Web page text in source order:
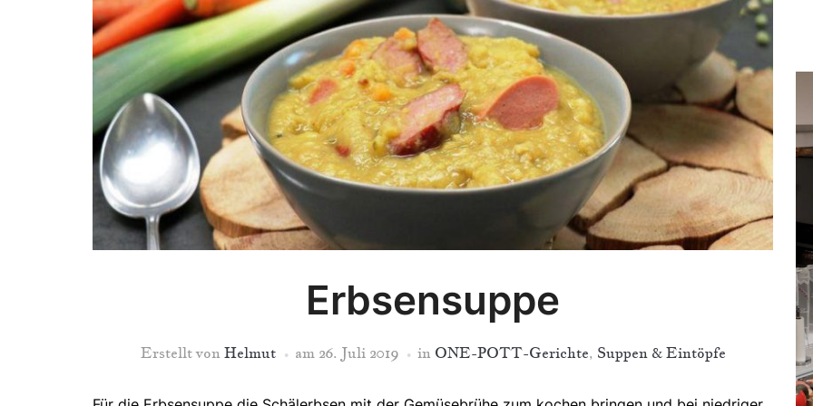
Erbsensuppe
Erstellt von Helmut am 26. Juli 2019 in ONE-POTT-Gerichte, Suppen & Eintöpfe